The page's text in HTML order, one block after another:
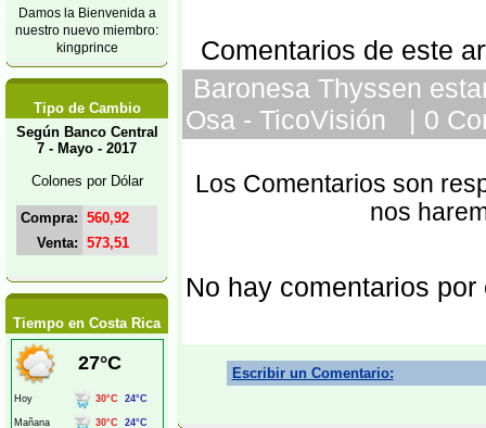
Damos la Bienvenida a
nuestro nuevo miembro:
kingprince
Tipo de Cambio
Según Banco Central
7 - Mayo - 2017
Colones por Dólar
Compra: 560,92
Venta: 573,51
Tiempo en Costa Rica
Comentarios de este
Baronesa Thyssen
Osa - TicoVisión | 0
Los Comentarios son
nos
No hay comentarios por
Escribir un Comentario: